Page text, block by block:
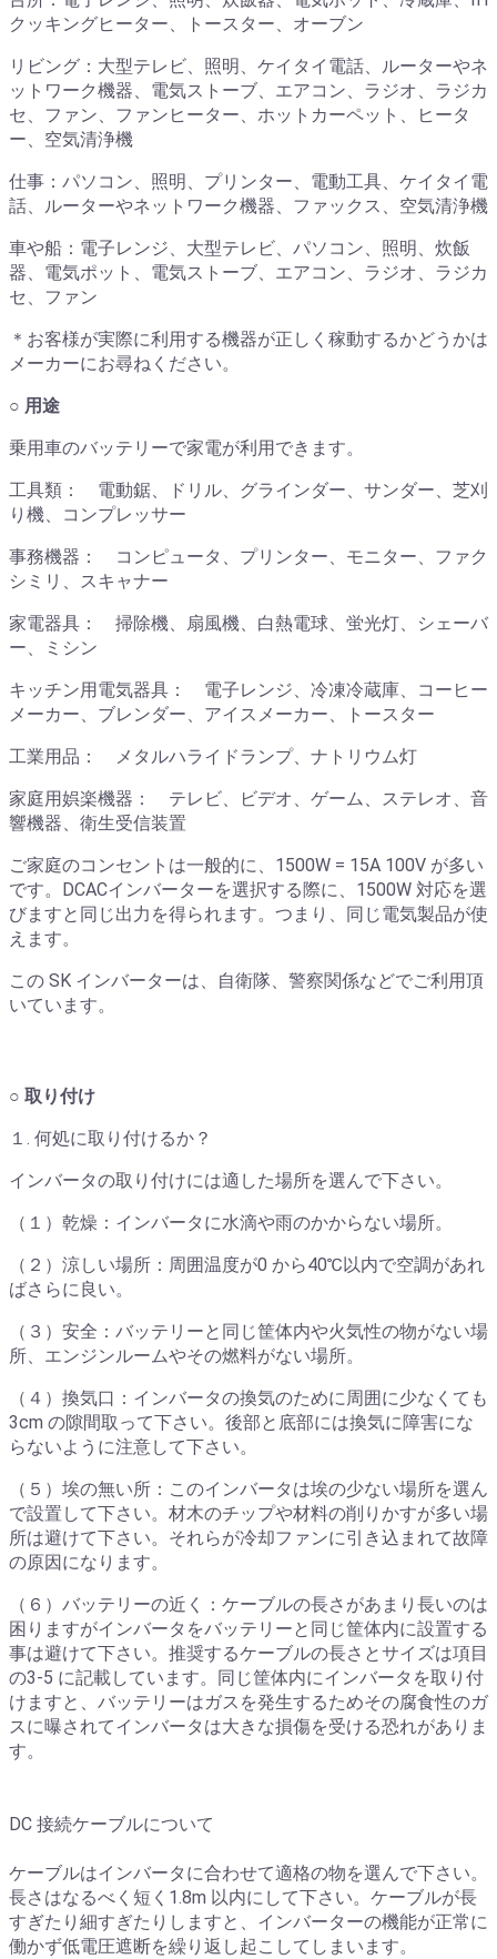
クッキングヒーター、トースター、オーブン
リビング：大型テレビ、照明、ケイタイ電話、ルーターやネ
ットワーク機器、電気ストーブ、エアコン、ラジオ、ラジカ
セ、ファン、ファンヒーター、ホットカーペット、ヒータ
ー、空気清浄機
仕事：パソコン、照明、プリンター、電動工具、ケイタイ電
話、ルーターやネットワーク機器、ファックス、空気清浄機
車や船：電子レンジ、大型テレビ、パソコン、照明、炊飯
器、電気ポット、電気ストーブ、エアコン、ラジオ、ラジカ
セ、ファン
＊お客様が実際に利用する機器が正しく稼動するかどうかは
メーカーにお尋ねください。
○ 用途
乗用車のバッテリーで家電が利用できます。
工具類： 電動鋸、ドリル、グラインダー、サンダー、芝刈
り機、コンプレッサー
事務機器： コンピュータ、プリンター、モニター、ファク
シミリ、スキャナー
家電器具： 掃除機、扇風機、白熱電球、蛍光灯、シェーバ
ー、ミシン
キッチン用電気器具： 電子レンジ、冷凍冷蔵庫、コーヒー
メーカー、ブレンダー、アイスメーカー、トースター
工業用品： メタルハライドランプ、ナトリウム灯
家庭用娯楽機器： テレビ、ビデオ、ゲーム、ステレオ、音
響機器、衛生受信装置
ご家庭のコンセントは一般的に、1500W = 15A 100V が多い
です。DCACインバーターを選択する際に、1500W 対応を選
びますと同じ出力を得られます。つまり、同じ電気製品が使
えます。
この SK インバーターは、自衛隊、警察関係などでご利用頂
いています。
○ 取り付け
１. 何処に取り付けるか？
インバータの取り付けには適した場所を選んで下さい。
（１）乾燥：インバータに水滴や雨のかからない場所。
（２）涼しい場所：周囲温度が0 から40℃以内で空調があれ
ばさらに良い。
（３）安全：バッテリーと同じ筐体内や火気性の物がない場
所、エンジンルームやその燃料がない場所。
（４）換気口：インバータの換気のために周囲に少なくても
3cm の隙間取って下さい。後部と底部には換気に障害にな
らないように注意して下さい。
（５）埃の無い所：このインバータは埃の少ない場所を選ん
で設置して下さい。材木のチップや材料の削りかすが多い場
所は避けて下さい。それらが冷却ファンに引き込まれて故障
の原因になります。
（６）バッテリーの近く：ケーブルの長さがあまり長いのは
困りますがインバータをバッテリーと同じ筐体内に設置する
事は避けて下さい。推奨するケーブルの長さとサイズは項目
の3-5 に記載しています。同じ筐体内にインバータを取り付
けますと、バッテリーはガスを発生するためその腐食性のガ
スに曝されてインバータは大きな損傷を受ける恐れがありま
す。
DC 接続ケーブルについて
ケーブルはインバータに合わせて適格の物を選んで下さい。
長さはなるべく短く1.8m 以内にして下さい。ケーブルが長
すぎたり細すぎたりしますと、インバーターの機能が正常に
働かず低電圧遮断を繰り返し起こしてしまいます。